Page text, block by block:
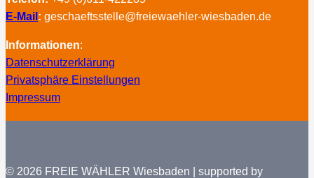
E-Mail : geschaeftsstelle@freiewaehler-wiesbaden.de
Informationen:
Datenschutzerklärung
Privatsphäre Einstellungen
Impressum
© 2026 FREIE WÄHLER Wiesbaden | supported by